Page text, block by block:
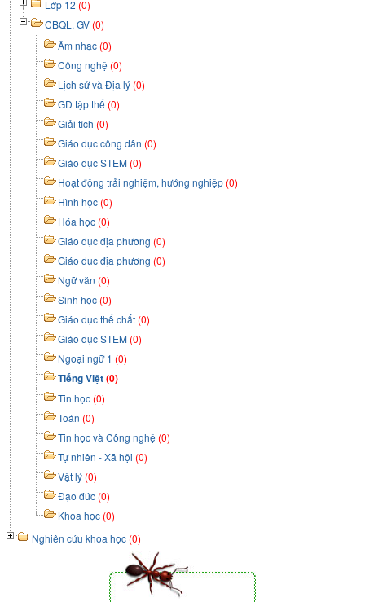
Lớp 12 (0)
CBQL, GV (0)
Âm nhạc (0)
Công nghệ (0)
Lịch sử và Địa lý (0)
GD tập thể (0)
Giải tích (0)
Giáo dục công dân (0)
Giáo dục STEM (0)
Hoạt động trải nghiệm, hướng nghiệp (0)
Hình học (0)
Hóa học (0)
Giáo dục địa phương (0)
Giáo dục địa phương (0)
Ngữ văn (0)
Sinh học (0)
Giáo dục thể chất (0)
Giáo dục STEM (0)
Ngoại ngữ 1 (0)
Tiếng Việt(0)
Tin học (0)
Toán (0)
Tin học và Công nghệ (0)
Tự nhiên - Xã hội (0)
Vật lý (0)
Đạo đức (0)
Khoa học (0)
Nghiên cứu khoa học (0)